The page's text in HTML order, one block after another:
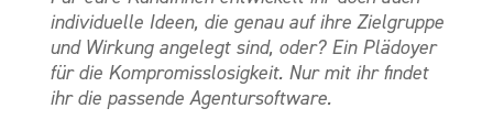
individuelle Ideen, die genau auf ihre Zielgruppe
und Wirkung angelegt sind, oder? Ein Plädoyer
für die Kompromisslosigkeit. Nur mit ihr findet
ihr die passende Agentursoftware.